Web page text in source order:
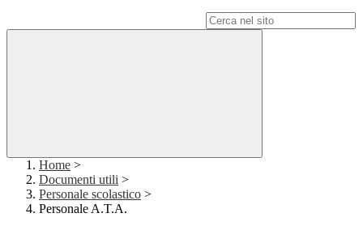
Home >
Documenti utili >
Personale scolastico >
Personale A.T.A.